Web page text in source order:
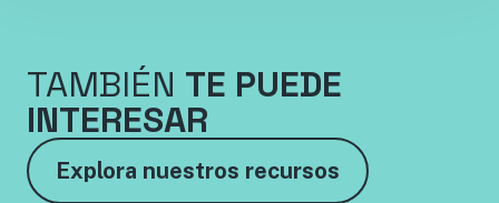
TAMBIÉN TE PUEDE
INTERESAR
Explora nuestros recursos